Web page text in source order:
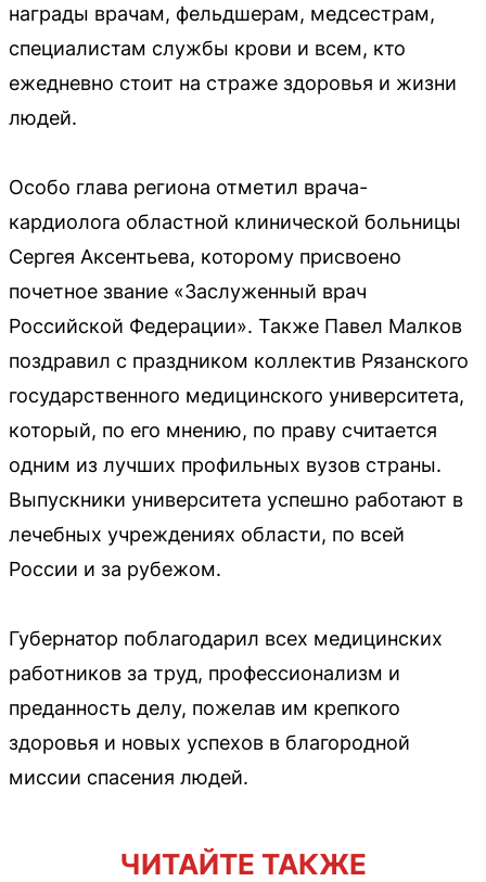
награды врачам, фельдшерам, медсестрам,
специалистам службы крови и всем, кто
ежедневно стоит на страже здоровья и жизни
людей.
Особо глава региона отметил врача-
кардиолога областной клинической больницы
Сергея Аксентьева, которому присвоено
почетное звание «Заслуженный врач
Российской Федерации». Также Павел Малков
поздравил с праздником коллектив Рязанского
государственного медицинского университета,
который, по его мнению, по праву считается
одним из лучших профильных вузов страны.
Выпускники университета успешно работают в
лечебных учреждениях области, по всей
России и за рубежом.
Губернатор поблагодарил всех медицинских
работников за труд, профессионализм и
преданность делу, пожелав им крепкого
здоровья и новых успехов в благородной
миссии спасения людей.
ЧИТАЙТЕ ТАКЖЕ